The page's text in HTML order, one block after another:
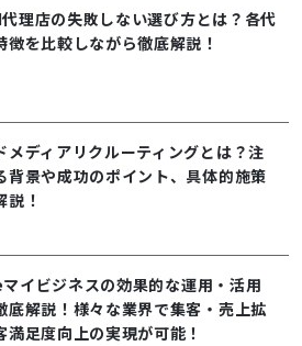
理店の失敗しない選び方とは？各代
徴を比較しながら徹底解説！
メディアリクルーティングとは？注
背景や成功のポイント、具体的施策
説！
イビジネスの効果的な運用・活用
底解説！様々な業界で集客・売上拡
満足度向上の実現が可能！